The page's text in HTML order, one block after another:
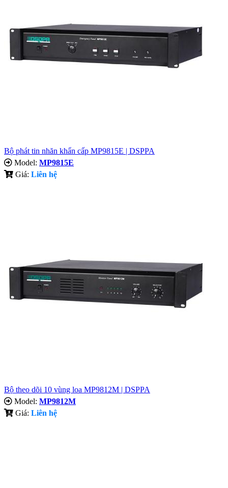
Bộ phát tin nhăn khẩn cấp MP9815E | DSPPA
Model: MP9815E
Giá: Liên hệ
Bộ theo dõi 10 vùng loa MP9812M | DSPPA
Model: MP9812M
Giá: Liên hệ